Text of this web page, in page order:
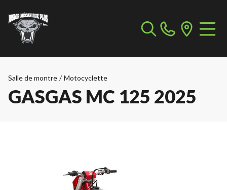
Salle de montre / Motocyclette
GASGAS MC 125 2025